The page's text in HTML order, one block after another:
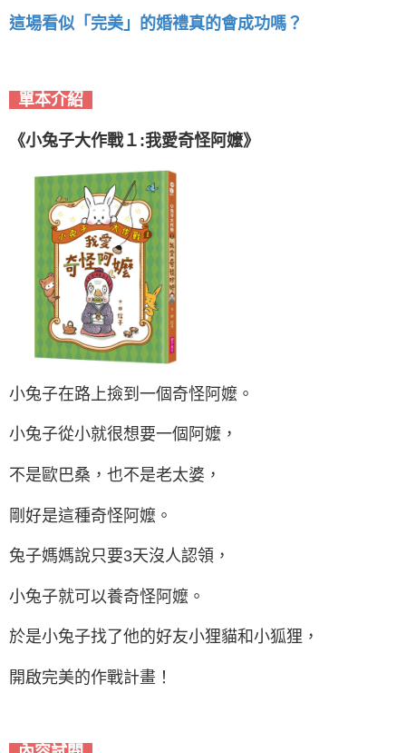
這場看似「完美」的婚禮真的會成功嗎？
單本介紹
《小兔子大作戰１:我愛奇怪阿嬤》
小兔子在路上撿到一個奇怪阿嬤。
小兔子從小就很想要一個阿嬤，
不是歐巴桑，也不是老太婆，
剛好是這種奇怪阿嬤。
兔子媽媽說只要3天沒人認領，
小兔子就可以養奇怪阿嬤。
於是小兔子找了他的好友小狸貓和小狐狸，
開啟完美的作戰計畫！